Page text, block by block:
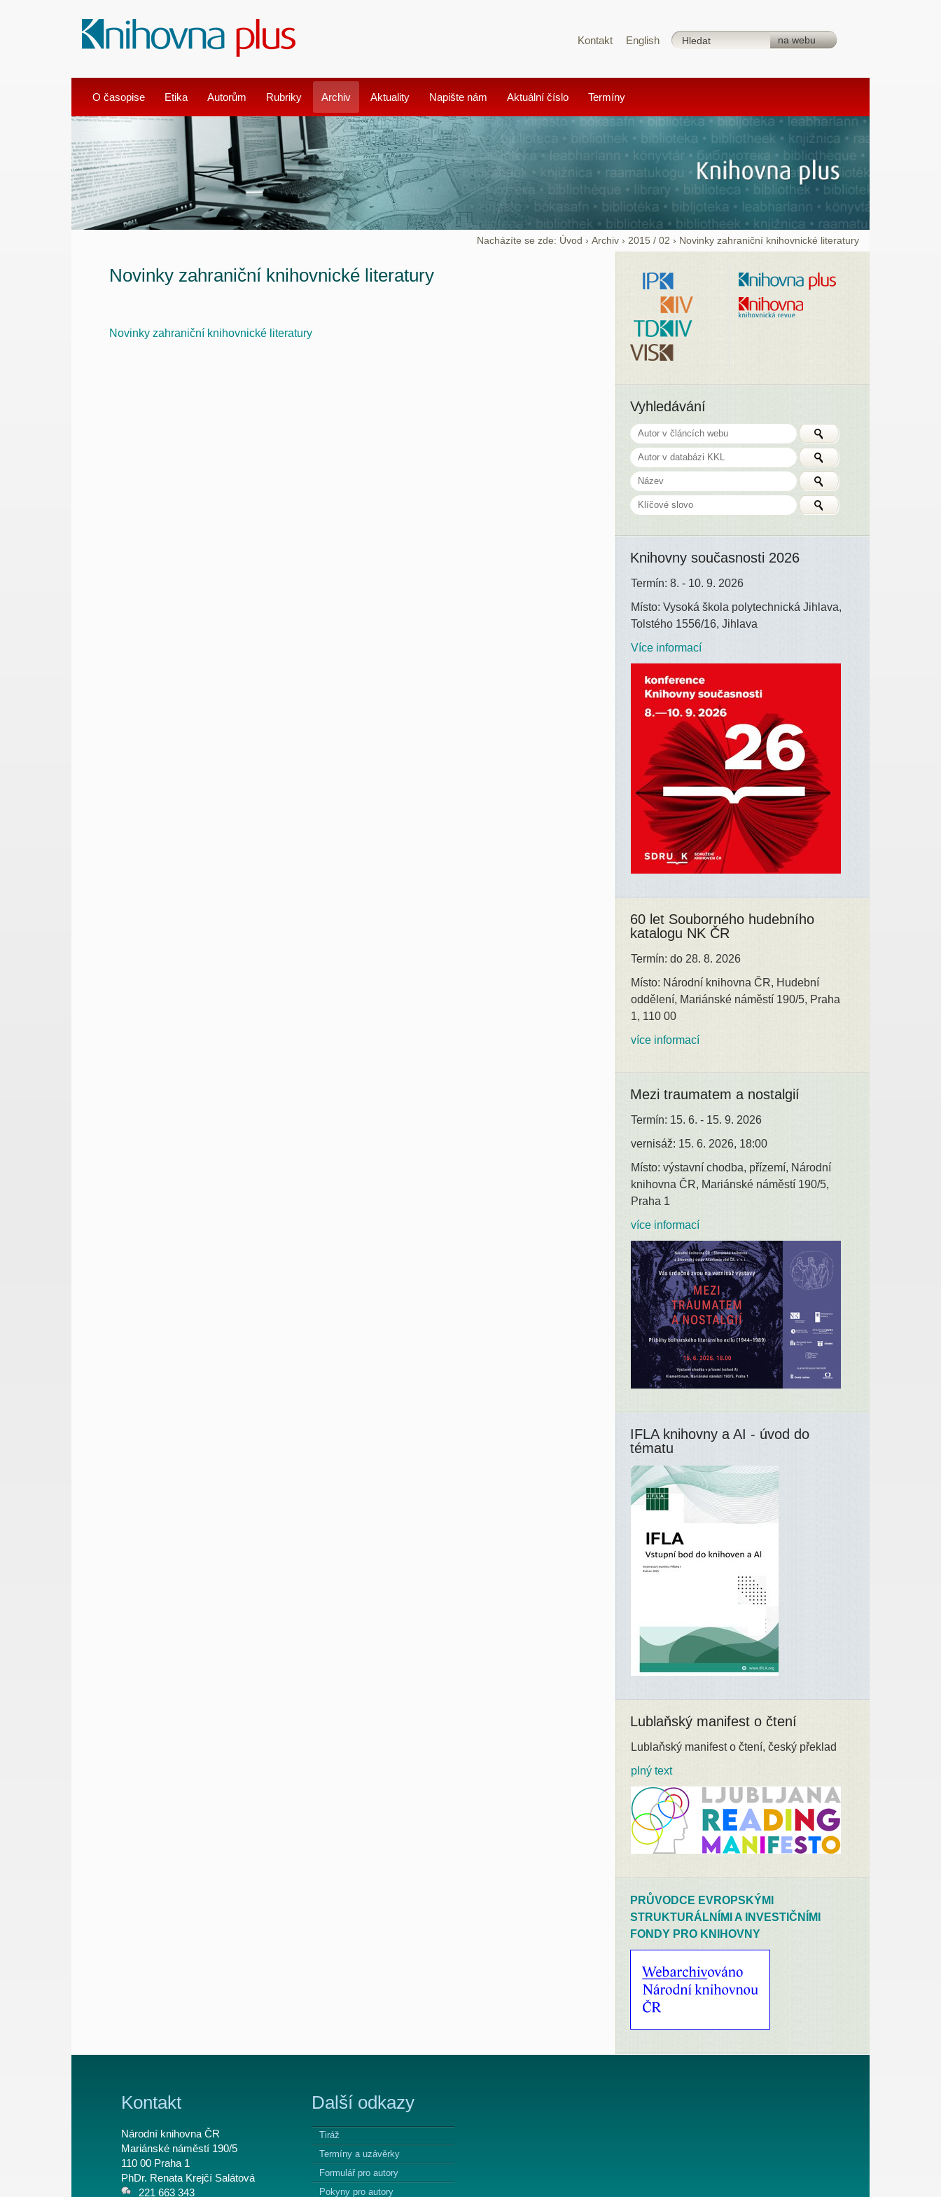
Kontakt English
O časopise Etika Autorům Rubriky Archiv Aktuality Napište nám Aktuální číslo Termíny
Nacházíte se zde: Úvod ›Archiv › 2015 / 02 › Novinky zahraniční knihovnické literatury
Novinky zahraniční knihovnické literatury
Novinky zahraniční knihovnické literatury
Vyhledávání
Knihovny současnosti 2026
Termín: 8. - 10. 9. 2026
Místo: Vysoká škola polytechnická Jihlava,
Tolstého 1556/16, Jihlava
Více informací
60 let Souborného hudebního
katalogu NK ČR
Termín: do 28. 8. 2026
Místo: Národní knihovna ČR, Hudební
oddělení, Mariánské náměstí 190/5, Praha
1, 110 00
více informací
Mezi traumatem a nostalgií
Termín: 15. 6. - 15. 9. 2026
vernisáž: 15. 6. 2026, 18:00
Místo: výstavní chodba, přízemí, Národní
knihovna ČR, Mariánské náměstí 190/5,
Praha 1
více informací
IFLA knihovny a AI - úvod do
tématu
Lublaňský manifest o čtení
Lublaňský manifest o čtení, český překlad
plný text
PRŮVODCE EVROPSKÝMI
STRUKTURÁLNÍMI A INVESTIČNÍMI
FONDY PRO KNIHOVNY
Kontakt
Národní knihovna ČR
Mariánské náměstí 190/5
110 00 Praha 1
PhDr. Renata Krejčí Salátová
221 663 343
Další odkazy
Tiráž
Termíny a uzávěrky
Formulář pro autory
Pokyny pro autory